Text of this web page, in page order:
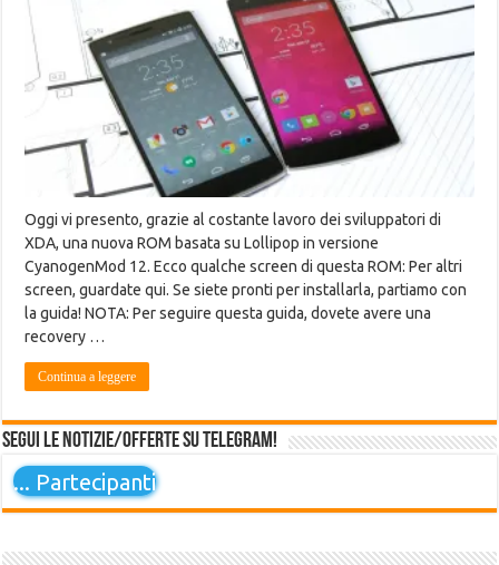
Oggi vi presento, grazie al costante lavoro dei sviluppatori di
XDA, una nuova ROM basata su Lollipop in versione
CyanogenMod 12. Ecco qualche screen di questa ROM: Per altri
screen, guardate qui. Se siete pronti per installarla, partiamo con
la guida! NOTA: Per seguire questa guida, dovete avere una
recovery …
Continua a leggere
Segui le notizie/offerte su Telegram!
... Partecipanti